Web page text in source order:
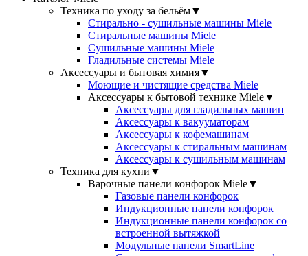
Техника по уходу за бельём▼
Стирально - сушильные машины Miele
Стиральные машины Miele
Сушильные машины Miele
Гладильные системы Miele
Аксессуары и бытовая химия▼
Моющие и чистящие средства Miele
Аксессуары к бытовой технике Miele▼
Аксессуары для гладильных машин
Аксессуары к вакууматорам
Аксессуары к кофемашинам
Аксессуары к стиральным машинам
Аксессуары к сушильным машинам
Техника для кухни ▼
Варочные панели конфорок Miele▼
Газовые панели конфорок
Индукционные панели конфорок
Индукционные панели конфорок со
встроенной вытяжкой
Модульные панели SmartLine